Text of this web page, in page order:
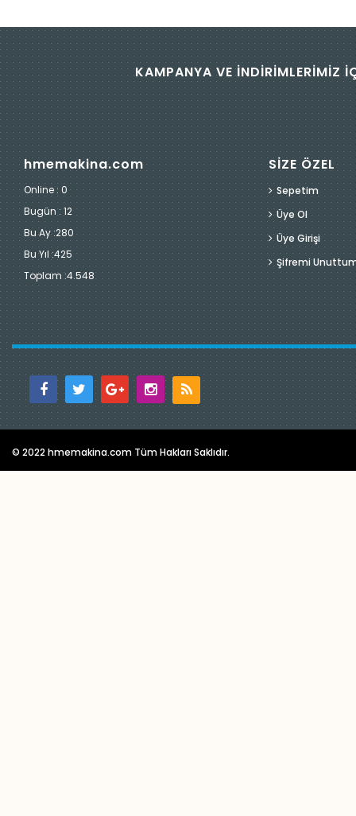
KAMPANYA VE İNDİRİMLERİMİZ
hmemakina.com
Online : 0
Bugün : 12
Bu Ay :280
Bu Yıl :425
Toplam :4.548
SİZE ÖZEL
Sepetim
Üye Ol
Üye Girişi
Şifremi
© 2022 hmemakina.com Tüm Hakları Saklıdır.